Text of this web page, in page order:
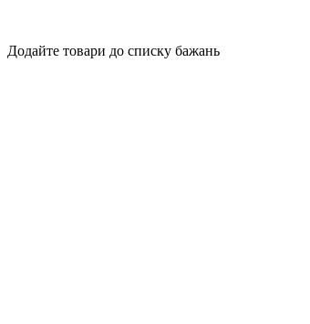
Додайте товари до списку бажань